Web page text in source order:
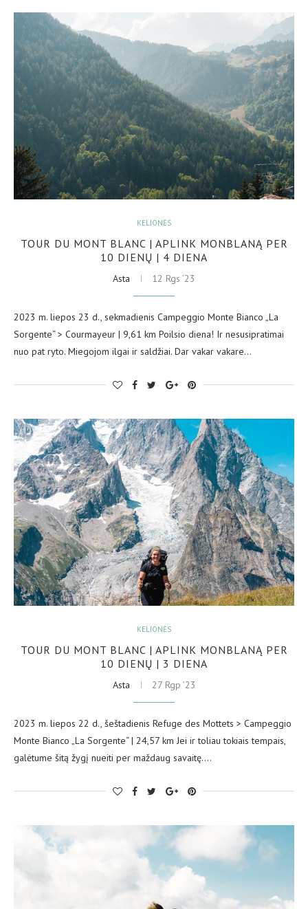
KELIONĖS
TOUR DU MONT BLANC | APLINK MONBLANĄ PER
10 DIENŲ | 4 DIENA
Asta 12 Rgs ’23
2023 m. liepos 23 d., sekmadienis Campeggio Monte Bianco „La
Sorgente“ > Courmayeur | 9,61 km Poilsio diena! Ir nesusipratimai
nuo pat ryto. Miegojom ilgai ir saldžiai. Dar vakar vakare…
KELIONĖS
TOUR DU MONT BLANC | APLINK MONBLANĄ PER
10 DIENŲ | 3 DIENA
Asta 27 Rgp ’23
2023 m. liepos 22 d., šeštadienis Refuge des Mottets > Campeggio
Monte Bianco „La Sorgente“ | 24,57 km Jei ir toliau tokiais tempais,
galėtume šitą žygį nueiti per maždaug savaitę.…